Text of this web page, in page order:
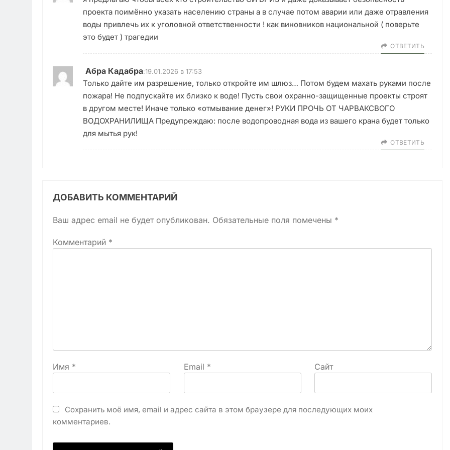
проекта поимённо указать населению страны а в случае потом аварии или даже отравления
воды привлечь их к уголовной ответственности ! как виновников национальной ( поверьте
это будет ) трагедии
ОТВЕТИТЬ
Абра Кадабра:19.01.2026 в 17:53
Только дайте им разрешение, только откройте им шлюз… Потом будем махать руками после
пожара! Не подпускайте их близко к воде! Пусть свои охранно-защищенные проекты строят
в другом месте! Иначе только «отмывание денег»! РУКИ ПРОЧЬ ОТ ЧАРВАКСВОГО
ВОДОХРАНИЛИЩА Предупреждаю: после водопроводная вода из вашего крана будет только
для мытья рук!
ОТВЕТИТЬ
ДОБАВИТЬ КОММЕНТАРИЙ
Ваш адрес email не будет опубликован. Обязательные поля помечены *
Комментарий *
Имя * Email * Сайт
Сохранить моё имя, email и адрес сайта в этом браузере для последующих моих
комментариев.